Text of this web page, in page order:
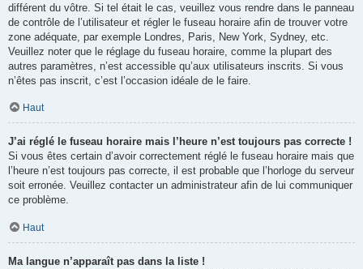
différent du vôtre. Si tel était le cas, veuillez vous rendre dans le panneau
de contrôle de l’utilisateur et régler le fuseau horaire afin de trouver votre
zone adéquate, par exemple Londres, Paris, New York, Sydney, etc.
Veuillez noter que le réglage du fuseau horaire, comme la plupart des
autres paramètres, n’est accessible qu’aux utilisateurs inscrits. Si vous
n’êtes pas inscrit, c’est l’occasion idéale de le faire.
Haut
J’ai réglé le fuseau horaire mais l’heure n’est toujours pas correcte !
Si vous êtes certain d’avoir correctement réglé le fuseau horaire mais que
l’heure n’est toujours pas correcte, il est probable que l’horloge du serveur
soit erronée. Veuillez contacter un administrateur afin de lui communiquer
ce problème.
Haut
Ma langue n’apparaît pas dans la liste !